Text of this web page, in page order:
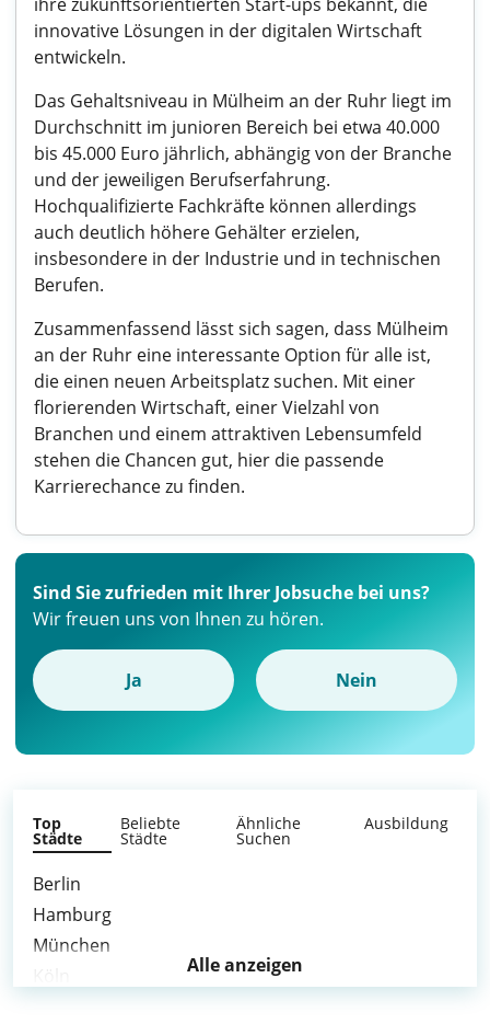
innovative Lösungen in der digitalen Wirtschaft
entwickeln.
Das Gehaltsniveau in Mülheim an der Ruhr liegt im
Durchschnitt im junioren Bereich bei etwa 40.000
bis 45.000 Euro jährlich, abhängig von der Branche
und der jeweiligen Berufserfahrung.
Hochqualifizierte Fachkräfte können allerdings
auch deutlich höhere Gehälter erzielen,
insbesondere in der Industrie und in technischen
Berufen.
Zusammenfassend lässt sich sagen, dass Mülheim
an der Ruhr eine interessante Option für alle ist,
die einen neuen Arbeitsplatz suchen. Mit einer
florierenden Wirtschaft, einer Vielzahl von
Branchen und einem attraktiven Lebensumfeld
stehen die Chancen gut, hier die passende
Karrierechance zu finden.
Sind Sie zufrieden mit Ihrer Jobsuche bei uns?
Wir freuen uns von Ihnen zu hören.
Ja Nein
Top
Städte
Beliebte
Städte
Ähnliche
Suchen
Ausbildung
Berlin
Hamburg
München
Alle anzeigen